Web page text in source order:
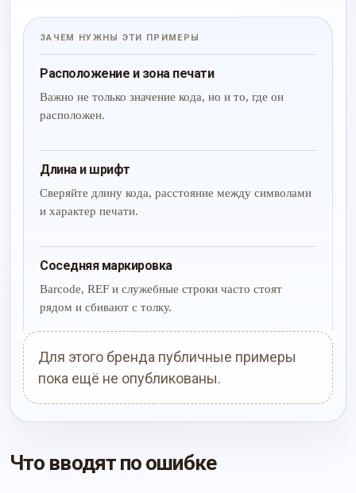
ЗАЧЕМ НУЖНЫ ЭТИ ПРИМЕРЫ
Расположение и зона печати
Важно не только значение кода, но и то, где он
расположен.
Длина и шрифт
Сверяйте длину кода, расстояние между символами
и характер печати.
Соседняя маркировка
Barcode, REF и служебные строки часто стоят
рядом и сбивают с толку.
Для этого бренда публичные примеры
пока ещё не опубликованы.
Что вводят по ошибке